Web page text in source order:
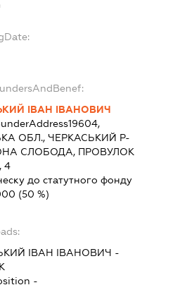
ІВАН ІВАНОВИЧ
19604,
ОБЛ., ЧЕРКАСЬКИЙ Р-
СЛОБОДА, ПРОВУЛОК
4
до статутного фонду
(50 %)
ІВАН ІВАНОВИЧ -
-